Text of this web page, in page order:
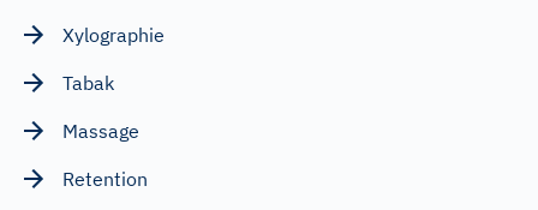
Xylographie
Tabak
Massage
Retention